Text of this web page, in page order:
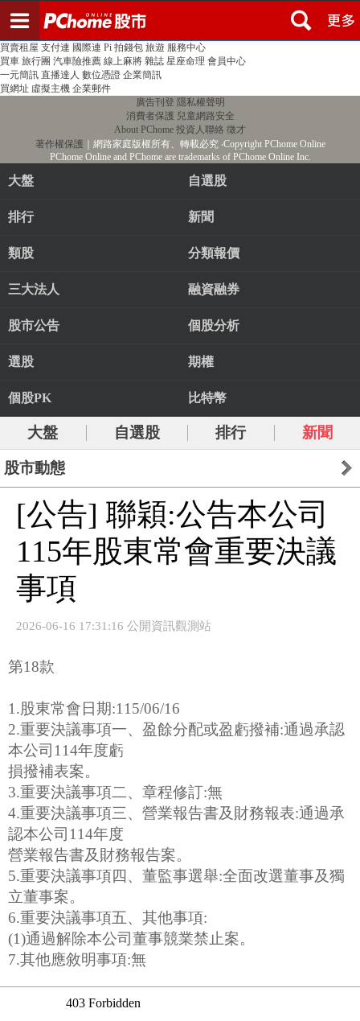
PChome首頁 線上購物 24h購物 書店
買賣租屋 支付連 國際連 Pi 拍錢包 旅遊 服務中心
買車 旅行團 汽車險推薦 線上麻將 雜誌 星座命理 會員中心
一元簡訊 直播達人 數位憑證 企業簡訊
買網址 虛擬主機 企業郵件
廣告刊登 隱私權聲明
消費者保護 兒童網路安全
About PChome 投資人聯絡 徵才
著作權保護 ｜網路家庭版權所有、轉載必究‧Copyright PChome Online
PChome Online and PChome are trademarks of PChome Online Inc.
大盤 自選股
排行 新聞
類股 分類報價
三大法人 融資融券
股市公告 個股分析
選股 期權
個股PK 比特幣
大盤 自選股 排行 新聞
股市動態
[公告] 聯穎:公告本公司
115年股東常會重要決議
事項
2026-06-16 17:31:16 公開資訊觀測站
第18款
1.股東常會日期:115/06/16
2.重要決議事項一、盈餘分配或盈虧撥補:通過承認
本公司114年度虧
損撥補表案。
3.重要決議事項二、章程修訂:無
4.重要決議事項三、營業報告書及財務報表:通過承
認本公司114年度
營業報告書及財務報告案。
5.重要決議事項四、董監事選舉:全面改選董事及獨
立董事案。
6.重要決議事項五、其他事項:
(1)通過解除本公司董事競業禁止案。
7.其他應敘明事項:無